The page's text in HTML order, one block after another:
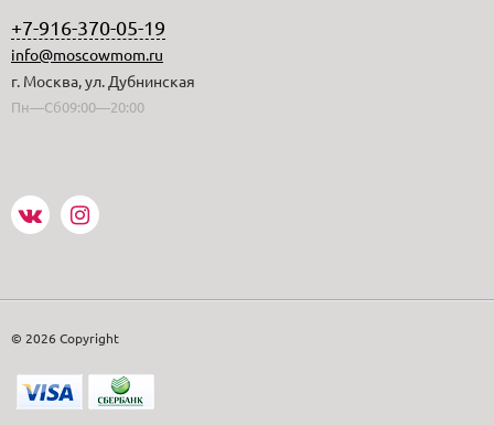
+7-916-370-05-19
info@moscowmom.ru
г. Москва, ул. Дубнинская
Пн—Сб09:00—20:00
© 2026 Copyright